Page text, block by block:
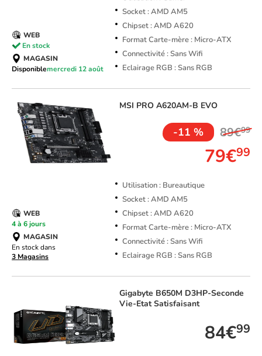
Socket : AMD AM5
Chipset : AMD A620
Format Carte-mère : Micro-ATX
Connectivité : Sans Wifi
Eclairage RGB : Sans RGB
WEB
En stock
MAGASIN
Disponiblemercredi 12 août
MSI PRO A620AM-B EVO
-11 % 89€99
79€99
Utilisation : Bureautique
Socket : AMD AM5
Chipset : AMD A620
Format Carte-mère : Micro-ATX
Connectivité : Sans Wifi
Eclairage RGB : Sans RGB
WEB
4 à 6 jours
MAGASIN
En stock dans
3 Magasins
Gigabyte B650M D3HP-Seconde
Vie-Etat Satisfaisant
84€99